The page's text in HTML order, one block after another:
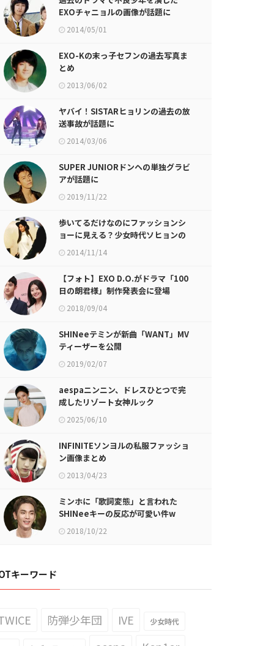
EXOチャニョルの画像が話題に
2014/05/01
EXO-Kの末っ子セフンの過去写真ま
とめ
2013/06/02
ヤバイ！SISTARヒョリンの過去の放
送事故が話題に
2014/03/06
SUPER JUNIORドンヘの単独グラビ
アが話題に
2019/11/22
歩いてるだけなのにファッションシ
ョーに見える？少女時代ソヒョンの
gif画像が話題に
2014/11/14
【フォト】EXO D.O.がドラマ「100
日の朗君様」制作発表会に登場
2018/09/04
SHINeeテミンが新曲「WANT」MV
ティーザーを公開
2019/02/07
aespaニンニン、ドレスひとつで完
成したリゾート女神ルック
2025/06/10
INFINITEソンヨルの私服ファッショ
ン画像まとめ
2013/04/23
ミンホに「歌詞変態」と言われた
SHINeeキーの反応が可愛い件w
2018/10/22
キーワード
防弾少年団 IVE 少女時代